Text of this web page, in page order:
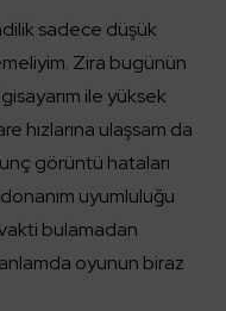
sadece düşük
Zira bugünün
ile yüksek
hızlarına ulaşsam da
görüntü hataları
uyumluluğu
bulamadan
oyunun biraz